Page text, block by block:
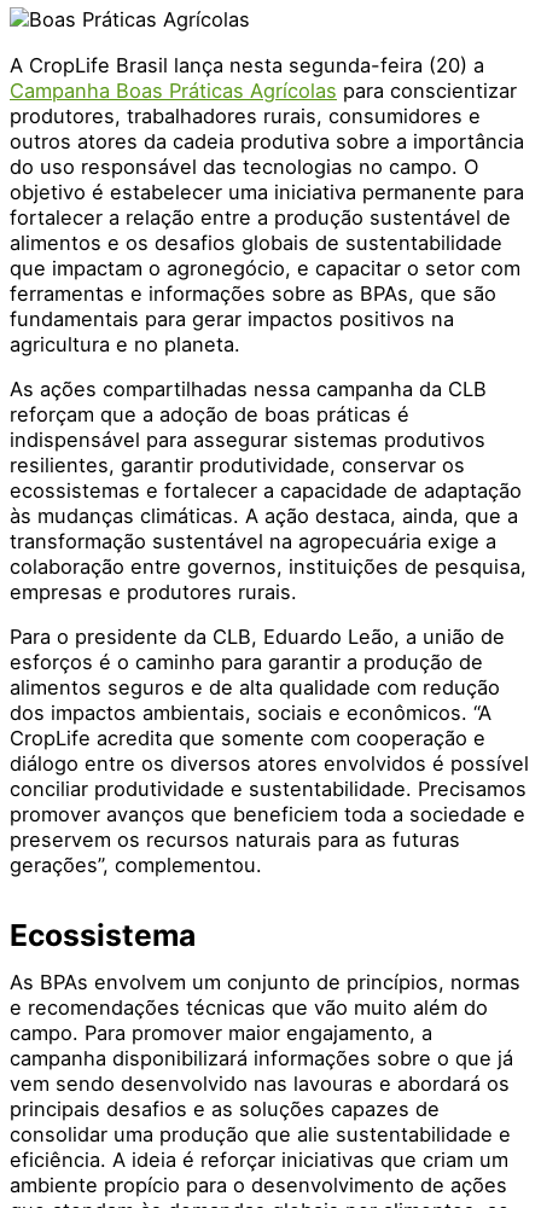
A CropLife Brasil lança nesta segunda-feira (20) a
Campanha Boas Práticas Agrícolas para conscientizar
produtores, trabalhadores rurais, consumidores e
outros atores da cadeia produtiva sobre a importância
do uso responsável das tecnologias no campo. O
objetivo é estabelecer uma iniciativa permanente para
fortalecer a relação entre a produção sustentável de
alimentos e os desafios globais de sustentabilidade
que impactam o agronegócio, e capacitar o setor com
ferramentas e informações sobre as BPAs, que são
fundamentais para gerar impactos positivos na
agricultura e no planeta.
As ações compartilhadas nessa campanha da CLB
reforçam que a adoção de boas práticas é
indispensável para assegurar sistemas produtivos
resilientes, garantir produtividade, conservar os
ecossistemas e fortalecer a capacidade de adaptação
às mudanças climáticas. A ação destaca, ainda, que a
transformação sustentável na agropecuária exige a
colaboração entre governos, instituições de pesquisa,
empresas e produtores rurais.
Para o presidente da CLB, Eduardo Leão, a união de
esforços é o caminho para garantir a produção de
alimentos seguros e de alta qualidade com redução
dos impactos ambientais, sociais e econômicos. “A
CropLife acredita que somente com cooperação e
diálogo entre os diversos atores envolvidos é possível
conciliar produtividade e sustentabilidade. Precisamos
promover avanços que beneficiem toda a sociedade e
preservem os recursos naturais para as futuras
gerações”, complementou.
Ecossistema
As BPAs envolvem um conjunto de princípios, normas
e recomendações técnicas que vão muito além do
campo. Para promover maior engajamento, a
campanha disponibilizará informações sobre o que já
vem sendo desenvolvido nas lavouras e abordará os
principais desafios e as soluções capazes de
consolidar uma produção que alie sustentabilidade e
eficiência. A ideia é reforçar iniciativas que criam um
ambiente propício para o desenvolvimento de ações